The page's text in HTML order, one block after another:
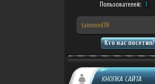
Пользователей: 1
taxomed78
Кто нас посетил?
КНОПКА САЙТА